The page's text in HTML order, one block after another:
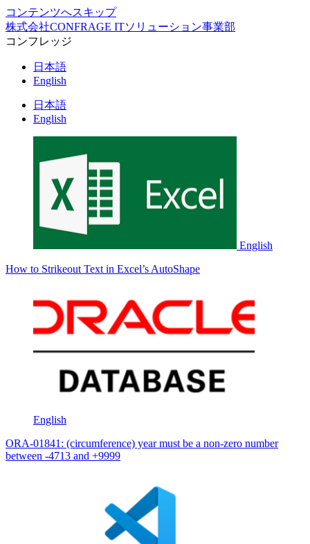
コンテンツへスキップ
株式会社CONFRAGE ITソリューション事業部
コンフレッジ
日本語
English
日本語
English
English
How to Strikeout Text in Excel’s AutoShape
English
ORA-01841: (circumference) year must be a non-zero number
between -4713 and +9999